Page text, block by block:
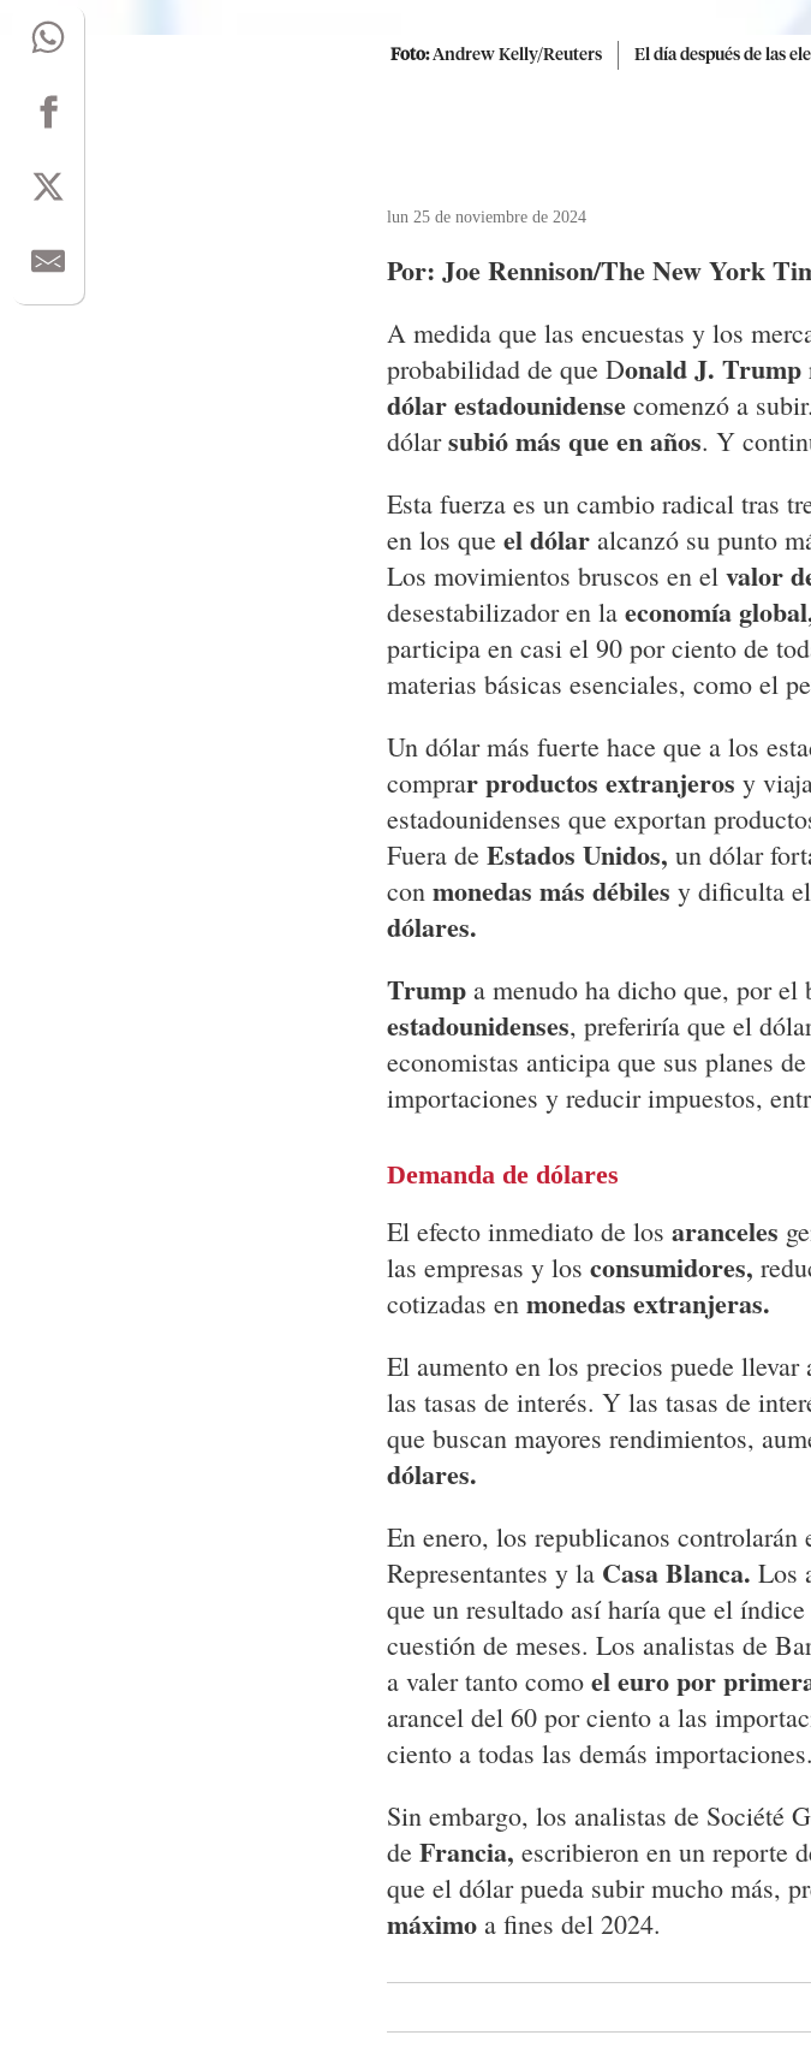
Foto:Andrew Kelly/Reuters El día después de las
lun 25 de noviembre de 2024
Por: Joe Rennison/The New York
A medida que las encuestas y los
probabilidad de que Donald J. Trump
dólar estadounidense comenzó a
dólarsubió más que en años. Y
Esta fuerza es un cambio radical tras
en los que el dólar alcanzó su punto
Los movimientos bruscos en el valor
desestabilizador en la economía
participa en casi el 90 por ciento de
materias básicas esenciales, como el
Un dólar más fuerte hace que a los
comprar productos extranjeros y
estadounidenses que exportan
Fuera de Estados Unidos, un dólar
con monedas más débiles y dificulta
dólares.
Trump a menudo ha dicho que, por el
estadounidenses, preferiría que el
economistas anticipa que sus planes de
importaciones y reducir impuestos,
Demanda de dólares
El efecto inmediato de los aranceles
las empresas y los consumidores,
cotizadas en monedas extranjeras.
El aumento en los precios puede llevar
las tasas de interés. Y las tasas de
que buscan mayores rendimientos,
dólares.
En enero, los republicanos controlarán
Representantes y la Casa Blanca. Los
que un resultado así haría que el
cuestión de meses. Los analistas de
a valer tanto como el euro por
arancel del 60 por ciento a las
ciento a todas las demás importaciones.
Sin embargo, los analistas de Société
de Francia, escribieron en un reporte
que el dólar pueda subir mucho más,
máximo a fines del 2024.